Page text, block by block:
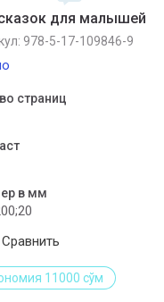
для малышей
978-5-17-109846-9
страниц
в мм
Сравнить
11000 сўм